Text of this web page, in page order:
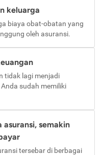
keluarga
biaya obat-obatan yang
oleh asuransi.
tidak lagi menjadi
sudah memiliki
semakin
tersebar di berbagai